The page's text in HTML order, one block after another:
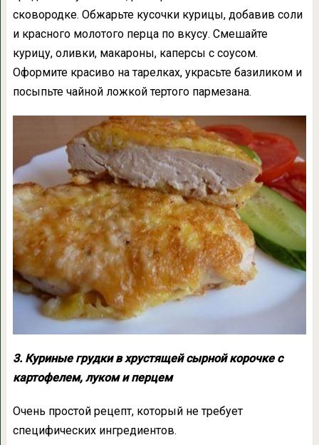
сковородке. Обжарьте кусочки курицы, добавив соли
и красного молотого перца по вкусу. Смешайте
курицу, оливки, макароны, каперсы с соусом.
Оформите красиво на тарелках, украсьте базиликом и
посыпьте чайной ложкой тертого пармезана.
3. Куриные грудки в хрустящей сырной корочке с
картофелем, луком и перцем
Очень простой рецепт, который не требует
специфических ингредиентов.